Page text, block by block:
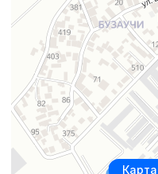
Карта